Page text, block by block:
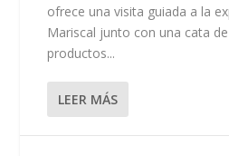
ofrece una visita guiada a la
Mariscal junto con una cata
productos...
LEER MÁS